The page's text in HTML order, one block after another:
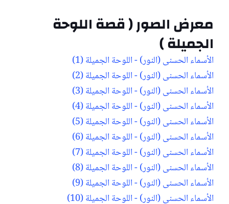
معرض الصور ( قصة اللوحة
الجميلة )
الأسماء الحسنى (النور) - اللوحة الجميلة (1)
الأسماء الحسنى (النور) - اللوحة الجميلة (2)
الأسماء الحسنى (النور) - اللوحة الجميلة (3)
الأسماء الحسنى (النور) - اللوحة الجميلة (4)
الأسماء الحسنى (النور) - اللوحة الجميلة (5)
الأسماء الحسنى (النور) - اللوحة الجميلة (6)
الأسماء الحسنى (النور) - اللوحة الجميلة (7)
الأسماء الحسنى (النور) - اللوحة الجميلة (8)
الأسماء الحسنى (النور) - اللوحة الجميلة (9)
الأسماء الحسنى (النور) - اللوحة الجميلة (10)